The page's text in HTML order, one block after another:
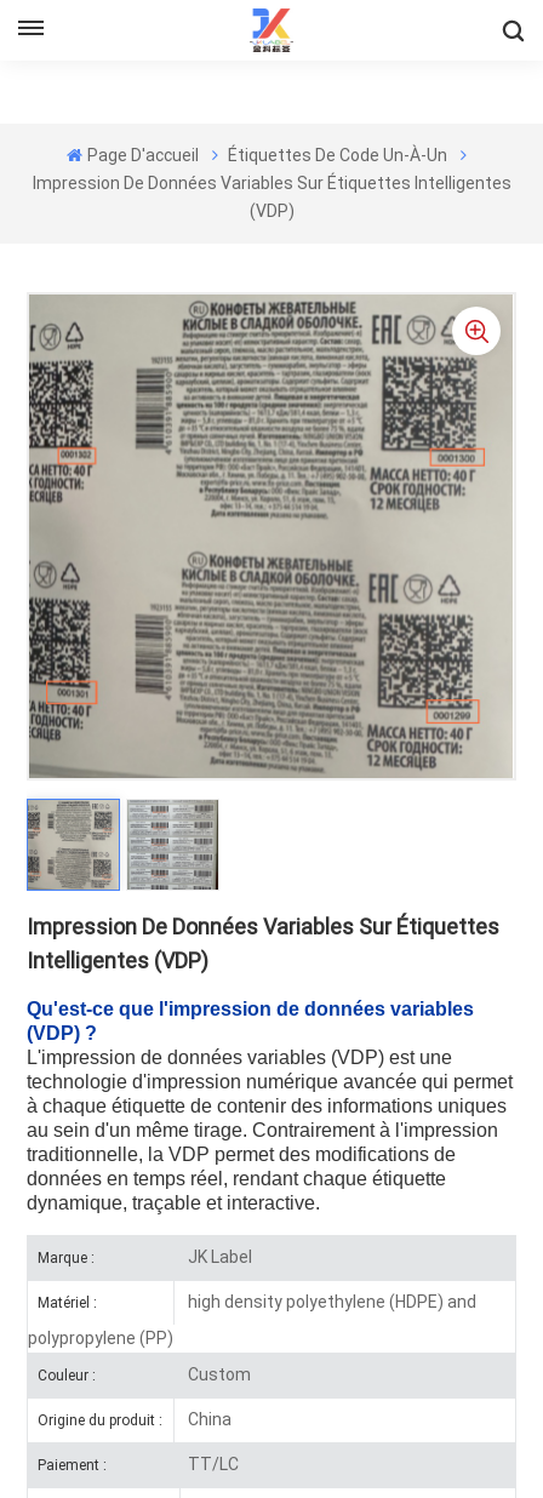
Page D'accueil
Étiquettes De Code Un-À-Un
Impression De Données Variables Sur Étiquettes Intelligentes
(VDP)
Impression De Données Variables Sur Étiquettes
Intelligentes (VDP)
Qu'est-ce que l'impression de données variables
(VDP) ?
L'impression de données variables (VDP) est une
technologie d'impression numérique avancée qui permet
à chaque étiquette de contenir des informations uniques
au sein d'un même tirage. Contrairement à l'impression
traditionnelle, la VDP permet des modifications de
données en temps réel, rendant chaque étiquette
dynamique, traçable et interactive.
Marque : JK Label
Matériel :
high density polyethylene (HDPE) and
polypropylene (PP)
Couleur : Custom
Origine du produit : China
Paiement : TT/LC